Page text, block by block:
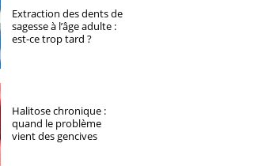
Extraction des dents de
sagesse à l’âge adulte :
est-ce trop tard ?
Halitose chronique :
quand le problème
vient des gencives